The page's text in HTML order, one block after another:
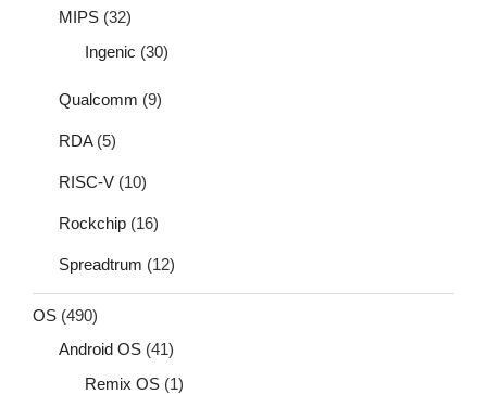
MIPS (32)
Ingenic (30)
Qualcomm (9)
RDA(5)
RISC-V (10)
Rockchip (16)
Spreadtrum (12)
OS (490)
Android OS (41)
Remix OS (1)